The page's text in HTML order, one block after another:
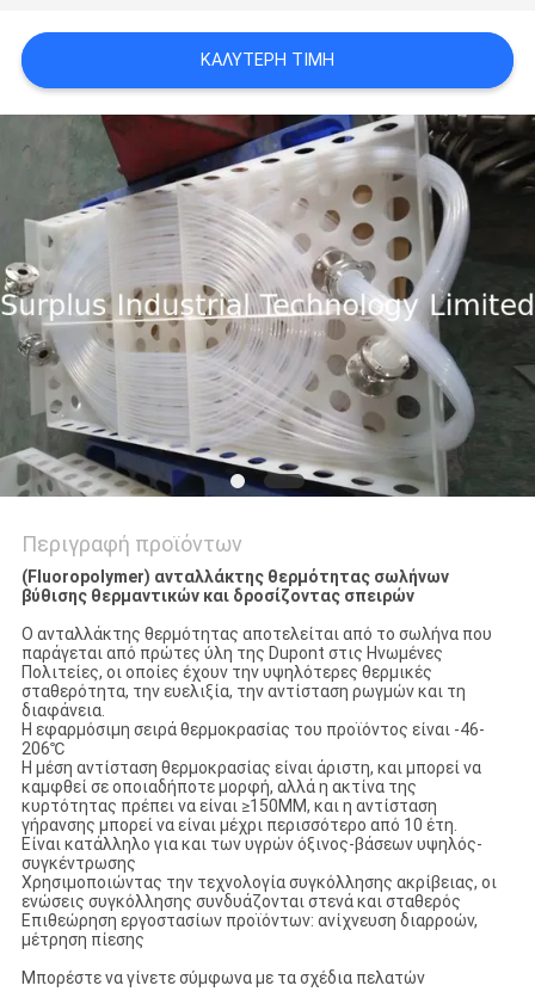
ΚΑΛΎΤΕΡΗ ΤΙΜΉ
Περιγραφή προϊόντων
(Fluoropolymer) ανταλλάκτης θερμότητας σωλήνων
βύθισης θερμαντικών και δροσίζοντας σπειρών
Ο ανταλλάκτης θερμότητας αποτελείται από το σωλήνα που
παράγεται από πρώτες ύλη της Dupont στις Ηνωμένες
Πολιτείες, οι οποίες έχουν την υψηλότερες θερμικές
σταθερότητα, την ευελιξία, την αντίσταση ρωγμών και τη
διαφάνεια.
Η εφαρμόσιμη σειρά θερμοκρασίας του προϊόντος είναι -46-
206℃
Η μέση αντίσταση θερμοκρασίας είναι άριστη, και μπορεί να
καμφθεί σε οποιαδήποτε μορφή, αλλά η ακτίνα της
κυρτότητας πρέπει να είναι ≥150MM, και η αντίσταση
γήρανσης μπορεί να είναι μέχρι περισσότερο από 10 έτη.
Είναι κατάλληλο για και των υγρών όξινος-βάσεων υψηλός-
συγκέντρωσης
Χρησιμοποιώντας την τεχνολογία συγκόλλησης ακρίβειας, οι
ενώσεις συγκόλλησης συνδυάζονται στενά και σταθερός
Επιθεώρηση εργοστασίων προϊόντων: ανίχνευση διαρροών,
μέτρηση πίεσης
Μπορέστε να γίνετε σύμφωνα με τα σχέδια πελατών